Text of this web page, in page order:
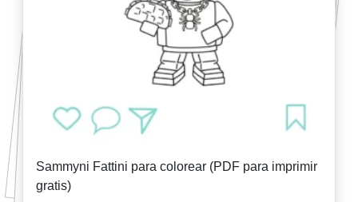
Sammyni Fattini para colorear (PDF para imprimir
gratis)